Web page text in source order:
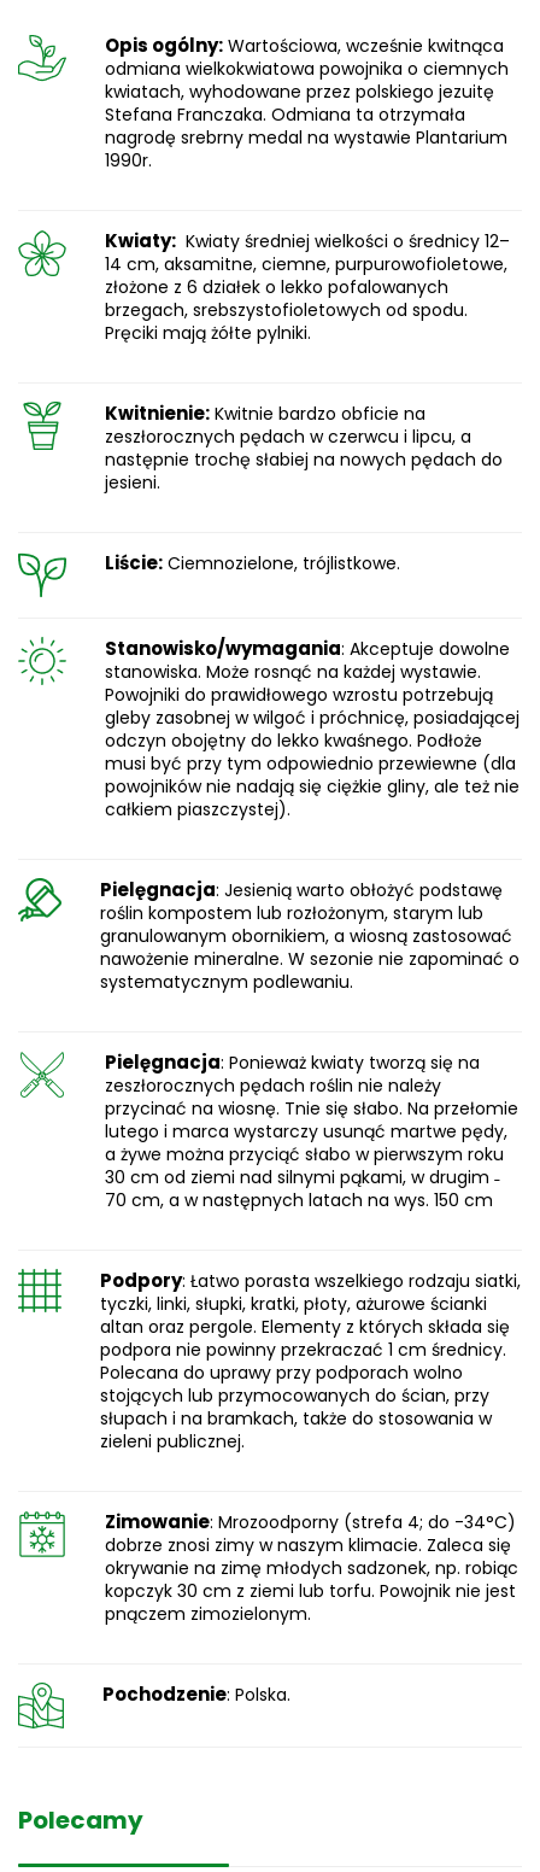
Opis ogólny: Wartościowa, wcześnie kwitnąca
odmiana wielkokwiatowa powojnika o ciemnych
kwiatach, wyhodowane przez polskiego jezuitę
Stefana Franczaka. Odmiana ta otrzymała
nagrodę srebrny medal na wystawie Plantarium
1990r.
Kwiaty: Kwiaty średniej wielkości o średnicy 12–
14 cm, aksamitne, ciemne, purpurowofioletowe,
złożone z 6 działek o lekko pofalowanych
brzegach, srebszystofioletowych od spodu.
Pręciki mają żółte pylniki.
Kwitnienie: Kwitnie bardzo obficie na
zeszłorocznych pędach w czerwcu i lipcu, a
następnie trochę słabiej na nowych pędach do
jesieni.
Liście: Ciemnozielone, trójlistkowe.
Stanowisko/wymagania: Akceptuje dowolne
stanowiska. Może rosnąć na każdej wystawie.
Powojniki do prawidłowego wzrostu potrzebują
gleby zasobnej w wilgoć i próchnicę, posiadającej
odczyn obojętny do lekko kwaśnego. Podłoże
musi być przy tym odpowiednio przewiewne (dla
powojników nie nadają się ciężkie gliny, ale też nie
całkiem piaszczystej).
Pielęgnacja: Jesienią warto obłożyć podstawę
roślin kompostem lub rozłożonym, starym lub
granulowanym obornikiem, a wiosną zastosować
nawożenie mineralne. W sezonie nie zapominać o
systematycznym podlewaniu.
Pielęgnacja: Ponieważ kwiaty tworzą się na
zeszłorocznych pędach roślin nie należy
przycinać na wiosnę. Tnie się słabo. Na przełomie
lutego i marca wystarczy usunąć martwe pędy,
a żywe można przyciąć słabo w pierwszym roku
30 cm od ziemi nad silnymi pąkami, w drugim ˗
70 cm, a w następnych latach na wys. 150 cm
Podpory: Łatwo porasta wszelkiego rodzaju siatki,
tyczki, linki, słupki, kratki, płoty, ażurowe ścianki
altan oraz pergole. Elementy z których składa się
podpora nie powinny przekraczać 1 cm średnicy.
Polecana do uprawy przy podporach wolno
stojących lub przymocowanych do ścian, przy
słupach i na bramkach, także do stosowania w
zieleni publicznej.
Zimowanie: Mrozoodporny (strefa 4; do -34°C)
dobrze znosi zimy w naszym klimacie. Zaleca się
okrywanie na zimę młodych sadzonek, np. robiąc
kopczyk 30 cm z ziemi lub torfu. Powojnik nie jest
pnączem zimozielonym.
Pochodzenie: Polska.
Polecamy